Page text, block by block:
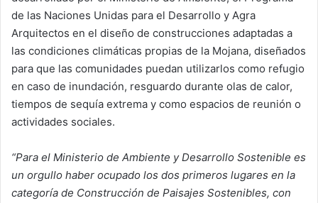
de las Naciones Unidas para el Desarrollo y Agra
Arquitectos en el diseño de construcciones adaptadas a
las condiciones climáticas propias de la Mojana, diseñados
para que las comunidades puedan utilizarlos como refugio
en caso de inundación, resguardo durante olas de calor,
tiempos de sequía extrema y como espacios de reunión o
actividades sociales.
“Para el Ministerio de Ambiente y Desarrollo Sostenible es
un orgullo haber ocupado los dos primeros lugares en la
categoría de Construcción de Paisajes Sostenibles, con